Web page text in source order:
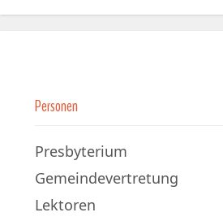
Personen
Presbyterium
Gemeindevertretung
Lektoren